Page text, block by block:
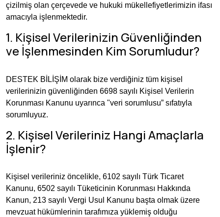
çizilmiş olan çerçevede ve hukuki mükellefiyetlerimizin ifası
amacıyla işlenmektedir.
1. Kişisel Verilerinizin Güvenliğinden
ve İşlenmesinden Kim Sorumludur?
DESTEK BİLİŞİM olarak bize verdiğiniz tüm kişisel
verilerinizin güvenliğinden 6698 sayılı Kişisel Verilerin
Korunması Kanunu uyarınca "veri sorumlusu” sıfatıyla
sorumluyuz.
2. Kişisel Verileriniz Hangi Amaçlarla
İşlenir?
Kişisel verileriniz öncelikle, 6102 sayılı Türk Ticaret
Kanunu, 6502 sayılı Tüketicinin Korunması Hakkında
Kanun, 213 sayılı Vergi Usul Kanunu başta olmak üzere
mevzuat hükümlerinin tarafımıza yüklemiş olduğu